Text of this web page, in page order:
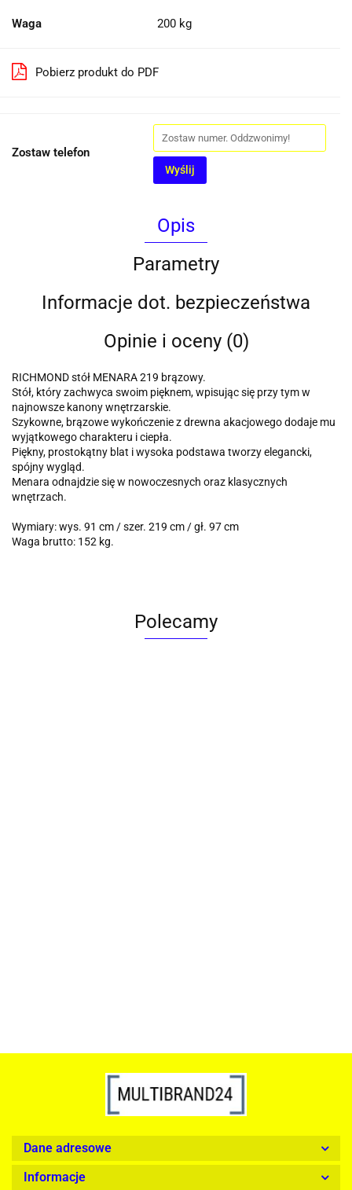
Waga 200 kg
Pobierz produkt do PDF
Zostaw telefon
Wyślij
Opis
Parametry
Informacje dot. bezpieczeństwa
Opinie i oceny (0)
RICHMOND stół MENARA 219 brązowy.
Stół, który zachwyca swoim pięknem, wpisując się przy tym w
najnowsze kanony wnętrzarskie.
Szykowne, brązowe wykończenie z drewna akacjowego dodaje mu
wyjątkowego charakteru i ciepła.
Piękny, prostokątny blat i wysoka podstawa tworzy elegancki,
spójny wygląd.
Menara odnajdzie się w nowoczesnych oraz klasycznych
wnętrzach.
Wymiary: wys. 91 cm / szer. 219 cm / gł. 97 cm
Waga brutto: 152 kg.
Polecamy
Dane adresowe
Informacje